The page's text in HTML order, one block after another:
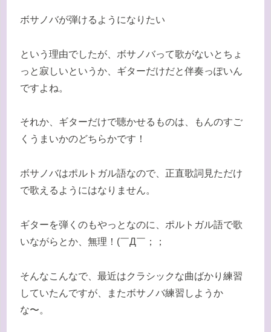
ボサノバが弾けるようになりたい
という理由でしたが、ボサノバって歌がないとちょ
っと寂しいというか、ギターだけだと伴奏っぽいん
ですよね。
それか、ギターだけで聴かせるものは、もんのすご
くうまいかのどちらかです！
ボサノバはポルトガル語なので、正直歌詞見ただけ
で歌えるようにはなりません。
ギターを弾くのもやっとなのに、ポルトガル語で歌
いながらとか、無理！(￣Д￣；；
そんなこんなで、最近はクラシックな曲ばかり練習
していたんですが、またボサノバ練習しようか
な〜。